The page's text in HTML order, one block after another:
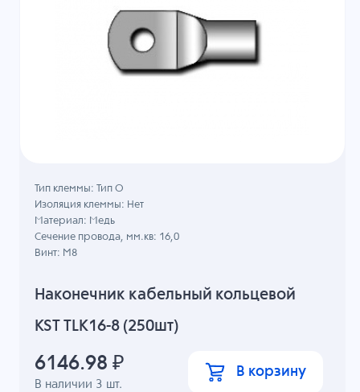
Наконечник кабельный кольцевой
KST TLK16-8 (250шт)
В наличии 3 шт.
Тип клеммы: Тип О
Изоляция клеммы: Нет
Материал: Медь
Сечение провода, мм.кв: 16,0
Винт: M8
6146.98 ₽ В корзину